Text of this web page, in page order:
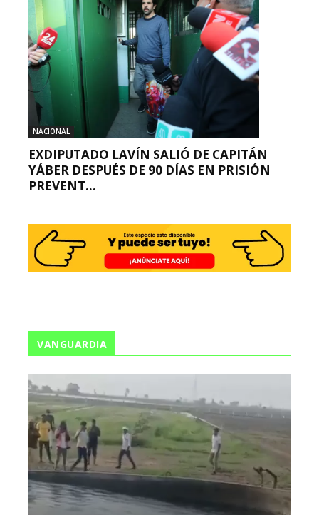
NACIONAL
EXDIPUTADO LAVÍN SALIÓ DE CAPITÁN
YÁBER DESPUÉS DE 90 DÍAS EN PRISIÓN
PREVENT...
VANGUARDIA